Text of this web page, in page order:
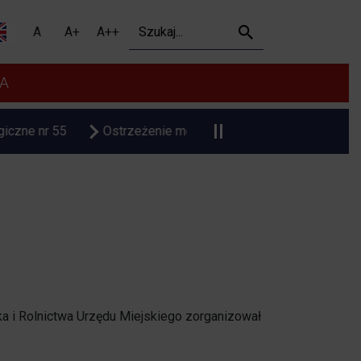
A A+ A++ Szukaj
Ostrzeżenie meteorologiczne upał
i Rolnictwa Urzędu Miejskiego zorganizował